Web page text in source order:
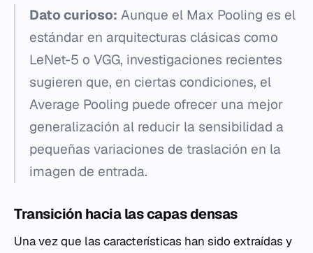
Dato curioso: Aunque el Max Pooling es el
estándar en arquitecturas clásicas como
LeNet-5 o VGG, investigaciones recientes
sugieren que, en ciertas condiciones, el
Average Pooling puede ofrecer una mejor
generalización al reducir la sensibilidad a
pequeñas variaciones de traslación en la
imagen de entrada.
Transición hacia las capas densas
Una vez que las características han sido extraídas y